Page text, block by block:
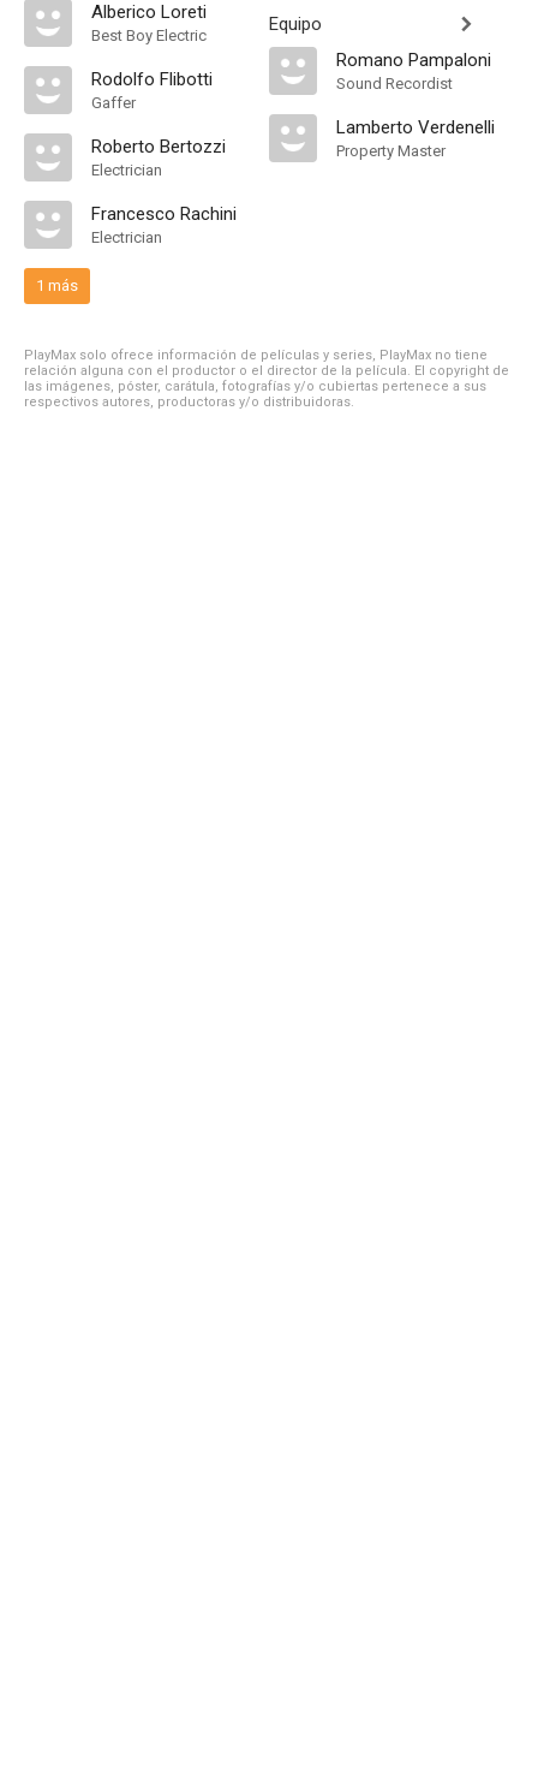
Alberico Loreti
Best Boy Electric
Rodolfo Flibotti
Gaffer
Roberto Bertozzi
Electrician
Francesco Rachini
Electrician
1 más
Equipo
Romano Pampaloni
Sound Recordist
Lamberto Verdenelli
Property Master
PlayMax solo ofrece información de películas y series, PlayMax no tiene
relación alguna con el productor o el director de la película. El copyright de
las imágenes, póster, carátula, fotografías y/o cubiertas pertenece a sus
respectivos autores, productoras y/o distribuidoras.